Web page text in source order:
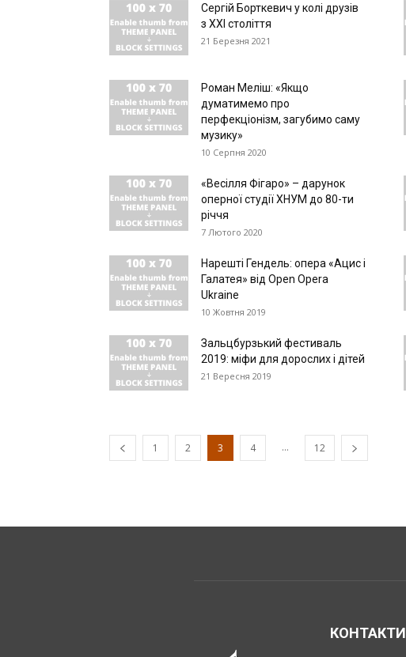
Сергій Борткевич у колі друзів
з ХХІ століття
21 Березня 2021
Роман Меліш: «Якщо
думатимемо про
перфекціонізм, загубимо cаму
музику»
10 Серпня 2020
«Весілля Фігаро» – дарунок
оперної студії ХНУМ до 80-ти
річчя
7 Лютого 2020
Нарешті Гендель: опера «Ацис і
Галатея» від Open Opera
Ukraine
10 Жовтня 2019
Зальцбурзький фестиваль
2019: міфи для дорослих і дітей
21 Вересня 2019
1 2 3 4 ... 12
КОНТАКТИ